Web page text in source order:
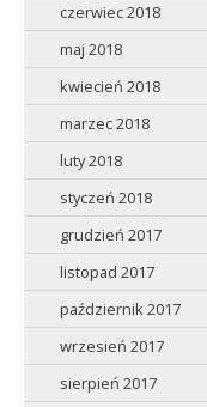
czerwiec 2018
maj 2018
kwiecień 2018
marzec 2018
luty 2018
styczeń 2018
grudzień 2017
listopad 2017
październik 2017
wrzesień 2017
sierpień 2017